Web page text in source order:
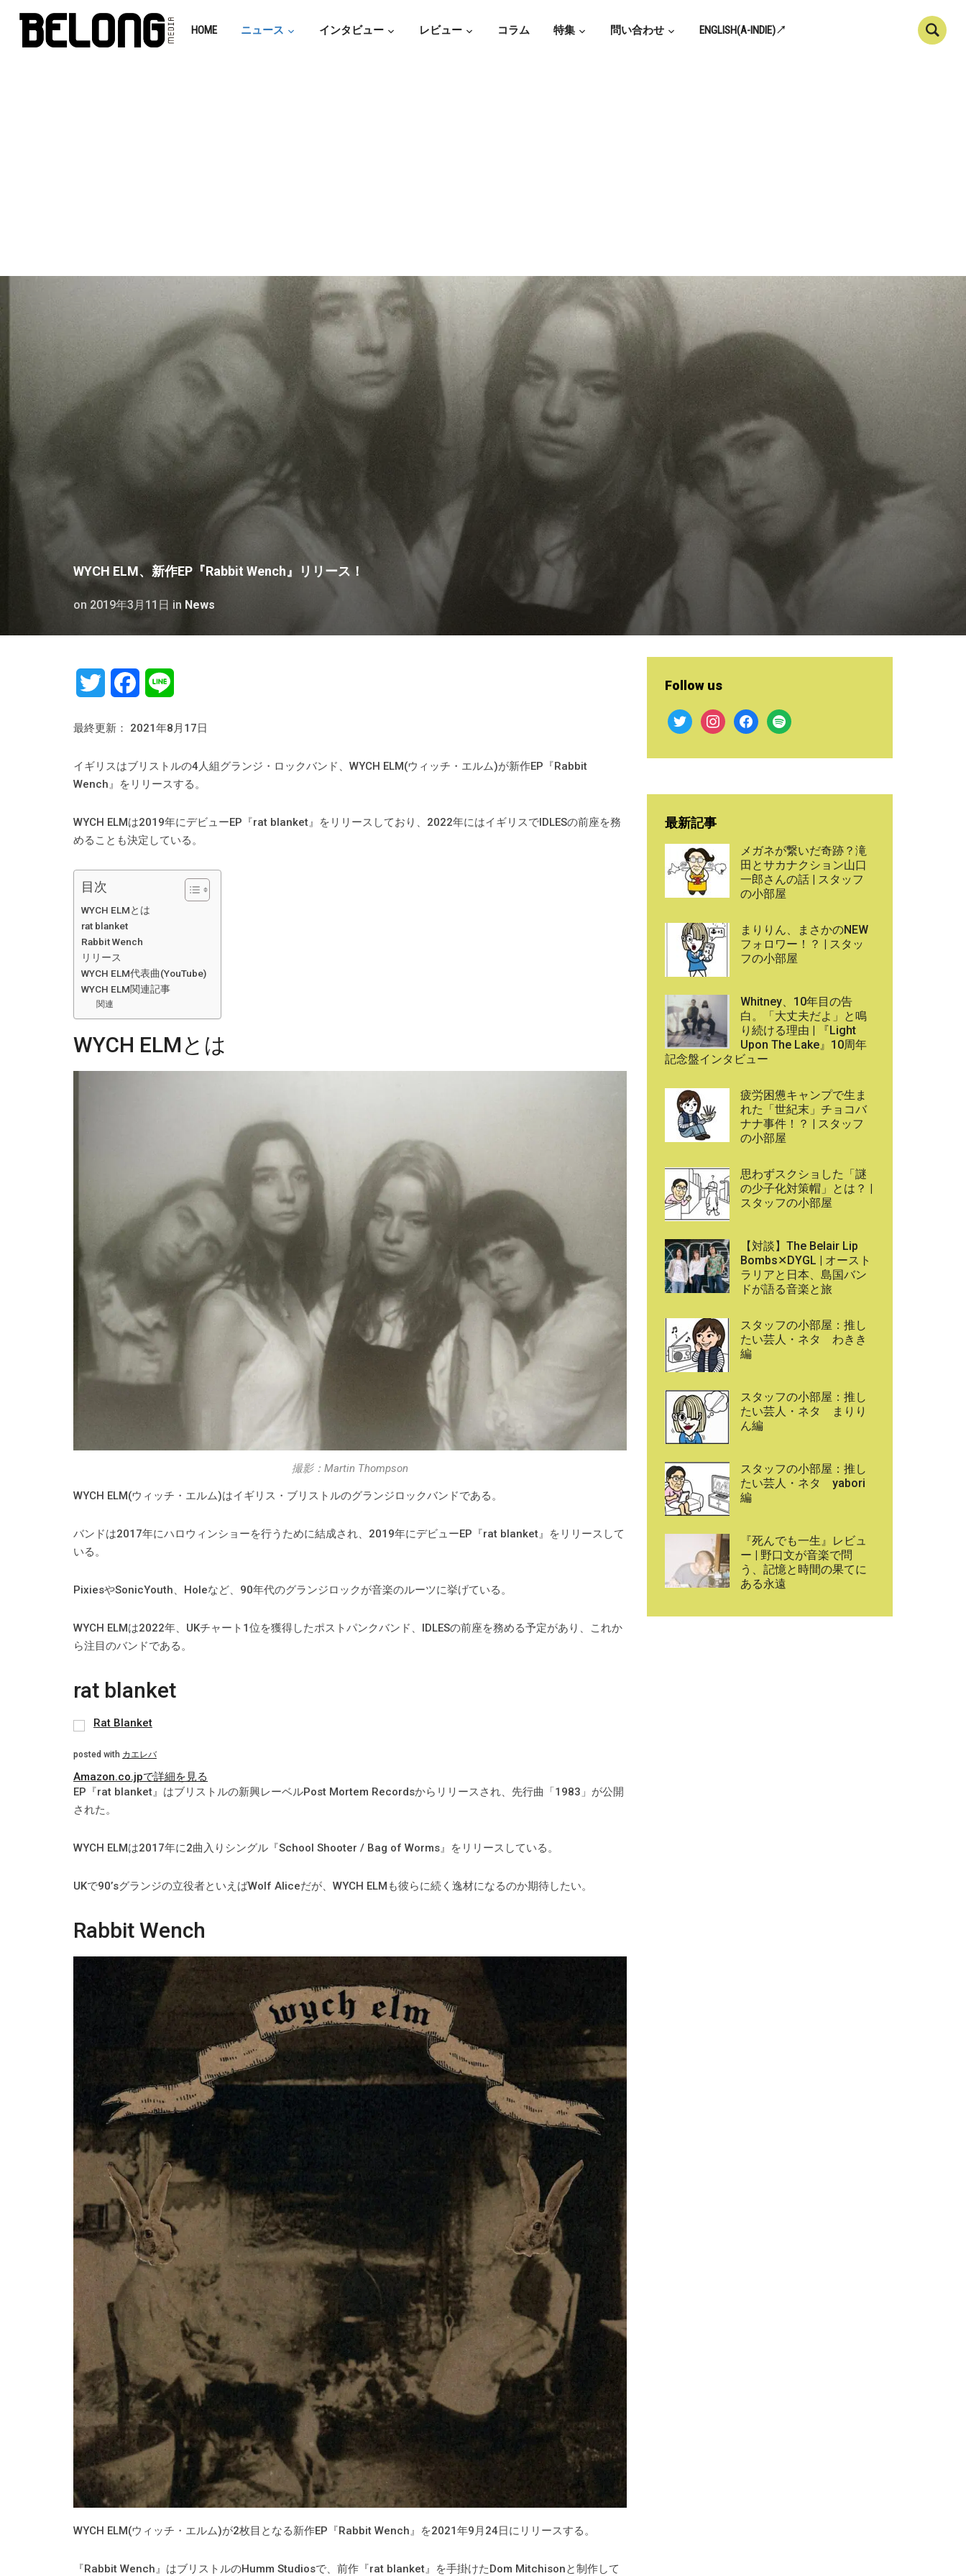
HOME ニュース インタビュー レビュー コラム 特集 問い合わせ ENGLISH(A-INDIE)↗
WYCH ELM、新作EP『Rabbit Wench』リリース！
on 2019年3月11日 in News
Twitter Facebook
最終更新： 2021年8月17日
イギリスはブリストルの4人組グランジ・ロックバンド、WYCH ELM(ウィッチ・エルム)が新作EP『Rabbit
Wench』をリリースする。
WYCH ELMは2019年にデビューEP『rat blanket』をリリースしており、2022年にはイギリスでIDLESの前座を務
めることも決定している。
目次
WYCH ELMとは
rat blanket
Rabbit Wench
リリース
WYCH ELM代表曲(YouTube)
WYCH ELM関連記事
関連
WYCH ELMとは
撮影：Martin Thompson
WYCH ELM(ウィッチ・エルム)はイギリス・ブリストルのグランジロックバンドである。
バンドは2017年にハロウィンショーを行うために結成され、2019年にデビューEP『rat blanket』をリリースして
いる。
PixiesやSonicYouth、Holeなど、90年代のグランジロックが音楽のルーツに挙げている。
WYCH ELMは2022年、UKチャート1位を獲得したポストパンクバンド、IDLESの前座を務める予定があり、これか
ら注目のバンドである。
rat blanket
Rat Blanket
posted with カエレバ
Amazon.co.jpで詳細を見る
EP『rat blanket』はブリストルの新興レーベルPost Mortem Recordsからリリースされ、先行曲「1983」が公開
された。
WYCH ELMは2017年に2曲入りシングル『School Shooter / Bag of Worms』をリリースしている。
UKで90’sグランジの立役者といえばWolf Aliceだが、WYCH ELMも彼らに続く逸材になるのか期待したい。
Rabbit Wench
WYCH ELM(ウィッチ・エルム)が2枚目となる新作EP『Rabbit Wench』を2021年9月24日にリリースする。
『Rabbit Wench』はブリストルのHumm Studiosで、前作『rat blanket』を手掛けたDom Mitchisonと制作して
Follow us
twitter instagramfacebook
spotify
最新記事
メガネが繋いだ奇跡？滝
田とサカナクション山口
一郎さんの話 | スタッフ
の小部屋
まりりん、まさかのNEW
フォロワー！？ | スタッ
フの小部屋
Whitney、10年目の告
白。「大丈夫だよ」と鳴
り続ける理由 | 『Light
Upon The Lake』10周年
記念盤インタビュー
疲労困憊キャンプで生ま
れた「世紀末」チョコバ
ナナ事件！？ | スタッフ
の小部屋
思わずスクショした「謎
の少子化対策帽」とは？ |
スタッフの小部屋
【対談】The Belair Lip
Bombs✕DYGL | オースト
ラリアと日本、島国バン
ドが語る音楽と旅
スタッフの小部屋：推し
たい芸人・ネタ わきき
編
スタッフの小部屋：推し
たい芸人・ネタ まりり
ん編
スタッフの小部屋：推し
たい芸人・ネタ yabori
編
『死んでも一生』レビュ
ー | 野口文が音楽で問
う、記憶と時間の果てに
ある永遠